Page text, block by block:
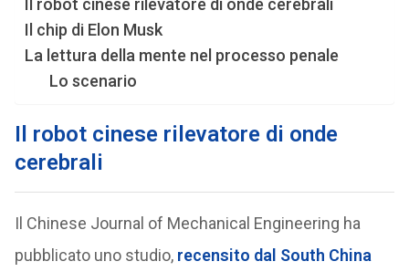
Il robot cinese rilevatore di onde cerebrali
Il chip di Elon Musk
La lettura della mente nel processo penale
Lo scenario
Il robot cinese rilevatore di onde
cerebrali
Il Chinese Journal of Mechanical Engineering ha
pubblicato uno studio, recensito dal South China